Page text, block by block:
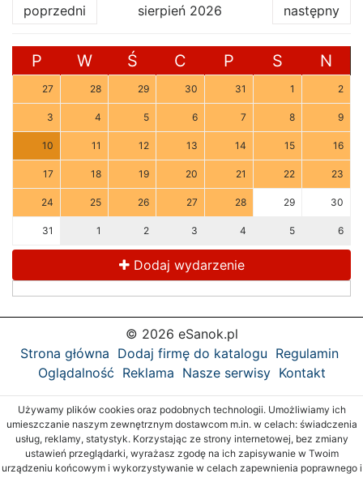
poprzedni sierpień 2026 następny
P W Ś C P S N
27 28 29 30 31 1 2
3 4 5 6 7 8 9
10 11 12 13 14 15 16
17 18 19 20 21 22 23
24 25 26 27 28 29 30
31 1 2 3 4 5 6
Dodaj wydarzenie
© 2026 eSanok.pl
Strona główna Dodaj firmę do katalogu Regulamin
Oglądalność Reklama Nasze serwisy Kontakt
Używamy plików cookies oraz podobnych technologii. Umożliwiamy ich
umieszczanie naszym zewnętrznym dostawcom m.in. w celach: świadczenia
usług, reklamy, statystyk. Korzystając ze strony internetowej, bez zmiany
ustawień przeglądarki, wyrażasz zgodę na ich zapisywanie w Twoim
urządzeniu końcowym i wykorzystywanie w celach zapewnienia poprawnego i